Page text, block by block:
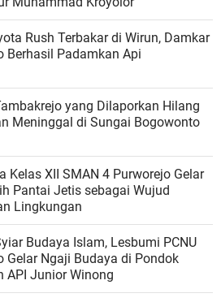
Rush Terbakar di Wirun, Damkar
Berhasil Padamkan Api
yang Dilaporkan Hilang
Meninggal di Sungai Bogowonto
Kelas XII SMAN 4 Purworejo Gelar
Pantai Jetis sebagai Wujud
Lingkungan
Budaya Islam, Lesbumi PCNU
Gelar Ngaji Budaya di Pondok
API Junior Winong